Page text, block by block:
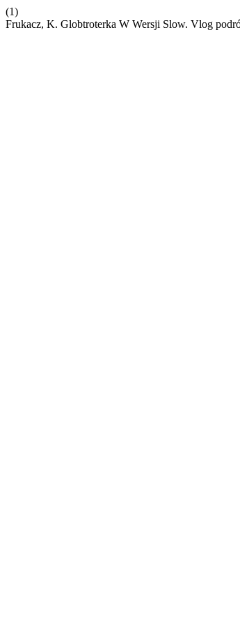
(1)
Frukacz, K. Globtroterka W Wersji Slow. Vlog